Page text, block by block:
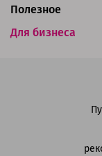
Для бизнеса
Полезное